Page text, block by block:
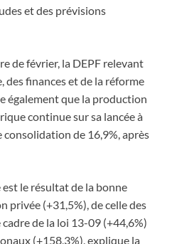
et des prévisions
de février, la DEPF relevant
des finances et de la réforme
également que la production
continue sur sa lancée à
de 16,9%, après
le résultat de la bonne
privée (+31,5%), de celle des
de la loi 13-09 (+44,6%)
(+158,3%), explique la